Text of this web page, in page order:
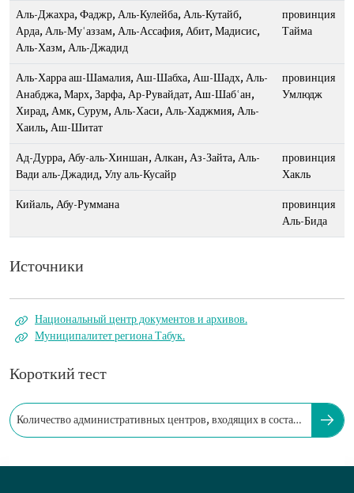
Аль-Джахра, Фаджр, Аль-Кулейба, Аль-Кутайб,
Арда, Аль-Муʿаззам, Аль-Ассафия, Абит, Мадисис,
Аль-Хазм, Аль-Джадид
провинция
Тайма
Аль-Харра аш-Шамалия, Аш-Шабха, Аш-Шадх, Аль-
Анабджа, Марх, Зарфа, Ар-Рувайдат, Аш-Шабʿан,
Хирад, Амк, Сурум, Аль-Хаси, Аль-Хаджмия, Аль-
Хаиль, Аш-Шитат
провинция
Умлюдж
Ад-Дурра, Абу-аль-Хиншан, Алкан, Аз-Зайта, Аль-
Вади аль-Джадид, Улу аль-Кусайр
провинция
Хакль
Кийаль, Абу-Руммана
провинция
Аль-Бида
Источники
Национальный центр документов и архивов.
Муниципалитет региона Табук.
Короткий тест
Количество административных центров, входящих в состав